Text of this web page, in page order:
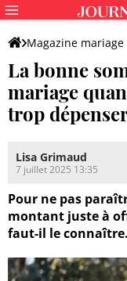
Magazine mariage
La bonne
mariage
trop
Lisa Grimaud
7 juillet 2025 13:35
Pour ne pas
montant juste à
faut-il le connaître.